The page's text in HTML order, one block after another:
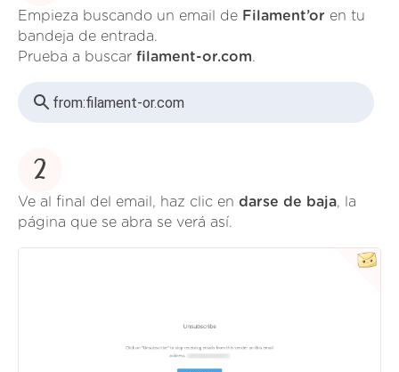
Empieza buscando un email de Filament’or en tu
bandeja de entrada.
Prueba a buscar filament-or.com.
from:filament-or.com
2
Ve al final del email, haz clic en darse de baja, la
página que se abra se verá así.